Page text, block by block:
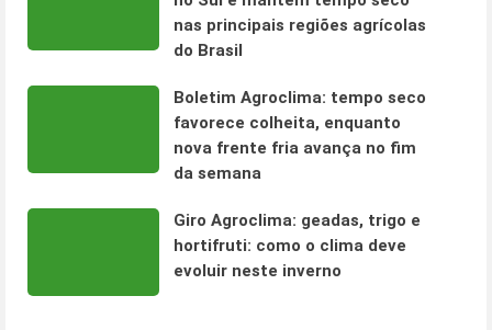
nas principais regiões agrícolas
do Brasil
Boletim Agroclima: tempo seco
favorece colheita, enquanto
nova frente fria avança no fim
da semana
Giro Agroclima: geadas, trigo e
hortifruti: como o clima deve
evoluir neste inverno